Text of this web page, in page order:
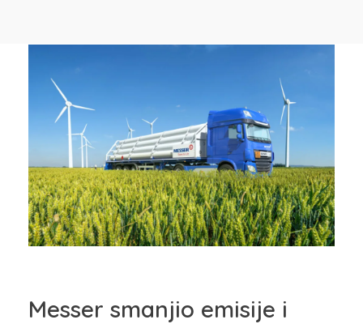
Messer smanjio emisije i